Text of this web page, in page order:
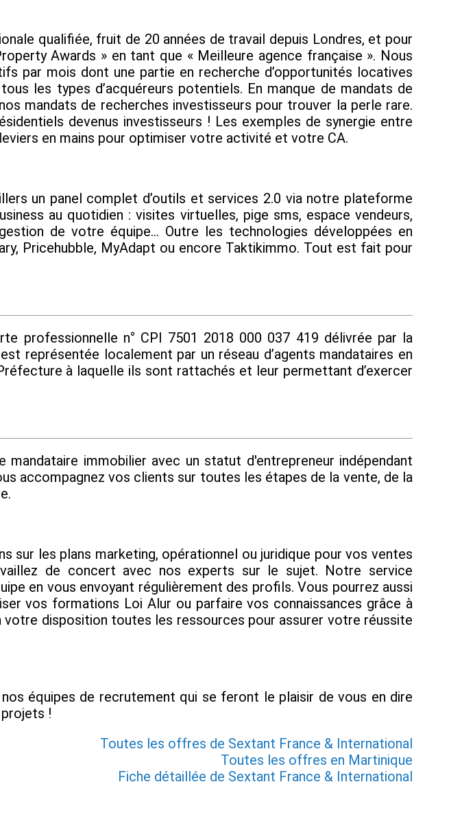
qualifiée, fruit de 20 années de travail depuis Londres, et pour
Awards » en tant que « Meilleure agence française ». Nous
par mois dont une partie en recherche d’opportunités locatives
les types d’acquéreurs potentiels. En manque de mandats de
mandats de recherches investisseurs pour trouver la perle rare.
devenus investisseurs ! Les exemples de synergie entre
en mains pour optimiser votre activité et votre CA.
un panel complet d’outils et services 2.0 via notre plateforme
au quotidien : visites virtuelles, pige sms, espace vendeurs,
de votre équipe... Outre les technologies développées en
Pricehubble, MyAdapt ou encore Taktikimmo. Tout est fait pour
professionnelle n° CPI 7501 2018 000 037 419 délivrée par la
représentée localement par un réseau d’agents mandataires en
à laquelle ils sont rattachés et leur permettant d’exercer
immobilier avec un statut d'entrepreneur indépendant
accompagnez vos clients sur toutes les étapes de la vente, de la
sur les plans marketing, opérationnel ou juridique pour vos ventes
de concert avec nos experts sur le sujet. Notre service
en vous envoyant régulièrement des profils. Vous pourrez aussi
vos formations Loi Alur ou parfaire vos connaissances grâce à
disposition toutes les ressources pour assurer votre réussite
équipes de recrutement qui se feront le plaisir de vous en dire
!
Toutes les offres de Sextant France & International
Toutes les offres en Martinique
Fiche détaillée de Sextant France & International